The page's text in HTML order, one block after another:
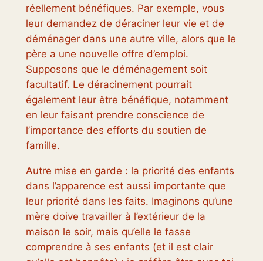
réellement bénéfiques. Par exemple, vous
leur demandez de déraciner leur vie et de
déménager dans une autre ville, alors que le
père a une nouvelle offre d’emploi.
Supposons que le déménagement soit
facultatif. Le déracinement pourrait
également leur être bénéfique, notamment
en leur faisant prendre conscience de
l’importance des efforts du soutien de
famille.
Autre mise en garde : la priorité des enfants
dans l’apparence est aussi importante que
leur priorité dans les faits. Imaginons qu’une
mère doive travailler à l’extérieur de la
maison le soir, mais qu’elle le fasse
comprendre à ses enfants (et il est clair